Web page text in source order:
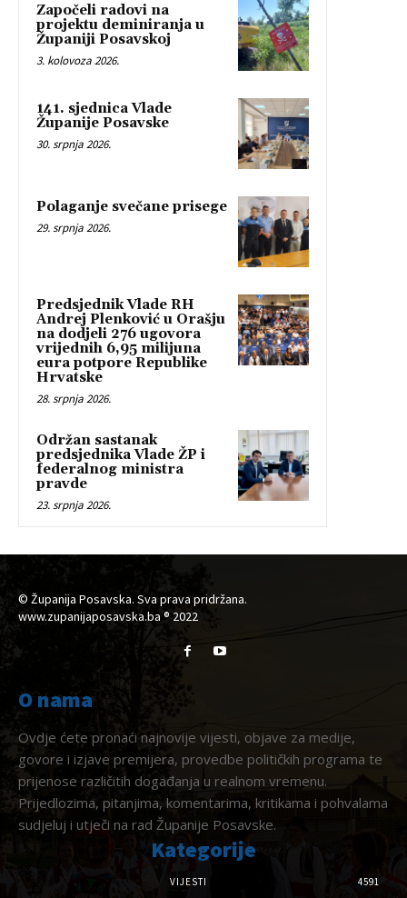
Započeli radovi na
projektu deminiranja u
Županiji Posavskoj
3. kolovoza 2026.
141. sjednica Vlade
Županije Posavske
30. srpnja 2026.
Polaganje svečane prisege
29. srpnja 2026.
Predsjednik Vlade RH
Andrej Plenković u Orašju
na dodjeli 276 ugovora
vrijednih 6,95 milijuna
eura potpore Republike
Hrvatske
28. srpnja 2026.
Održan sastanak
predsjednika Vlade ŽP i
federalnog ministra
pravde
23. srpnja 2026.
© Županija Posavska. Sva prava pridržana.
www.zupanijaposavska.ba ® 2022
O nama
Ovdje ćete pronaći najnovije vijesti, objave za medije,
govore i izjave premijera, provedbe političkih programa te
prijenose različitih događanja u realnom vremenu.
Prijedlozima, pitanjima, komentarima, kritikama i pohvalama
sudjeluj i utječi na rad Županije Posavske.
Kategorije
VIJESTI
4591